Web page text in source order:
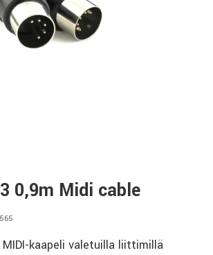
0,9m Midi cable
MIDI-kaapeli valetuilla liittimillä